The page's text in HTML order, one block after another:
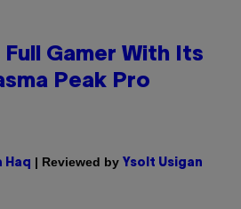
Gamer With Its
Peak Pro
Haq | Reviewed by Ysolt Usigan